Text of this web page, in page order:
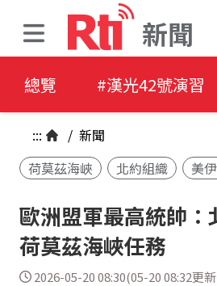
新聞
總覽 #漢光42號演習
::: / 新聞
荷莫茲海峽
北約組織 美
歐洲盟軍最高統帥：
荷莫茲海峽任務
2026-05-20 08:30(05-20 08:32更